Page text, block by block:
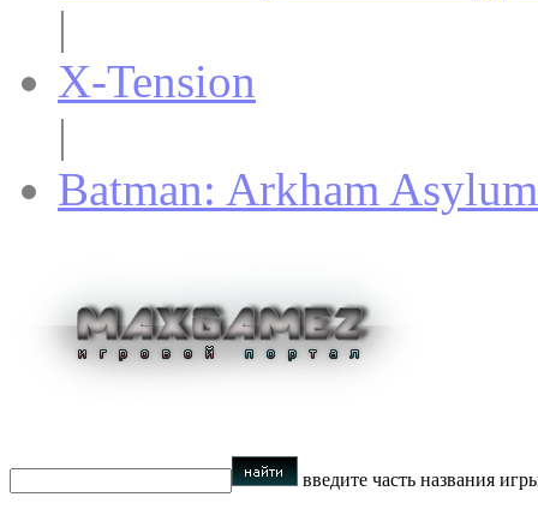
|
X-Tension
|
Batman: Arkham Asylum
введите часть названия